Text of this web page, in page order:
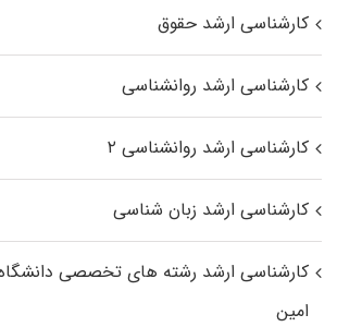
کارشناسی ارشد حقوق
کارشناسی ارشد روانشناسی
کارشناسی ارشد روانشناسی ۲
کارشناسی ارشد زبان شناسی
کارشناسی ارشد رﺷﺘﻪ ﻫﺎی تخصصی داﻧﺸﮕﺎه
اﻣﻴﻦ